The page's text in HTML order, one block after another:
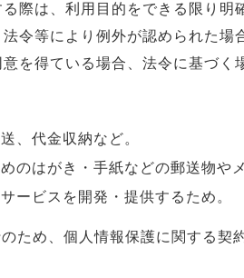
際は、利用目的をできる限り
令等により例外が認められた
を得ている場合、法令に基づく
、代金収納など。
のはがき・手紙などの郵送物や
ービスを開発・提供するため。
ため、個人情報保護に関する契